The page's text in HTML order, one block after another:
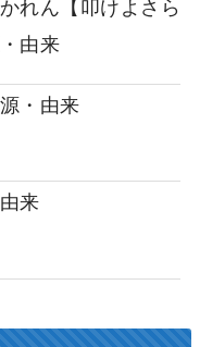
由来
・由来
来